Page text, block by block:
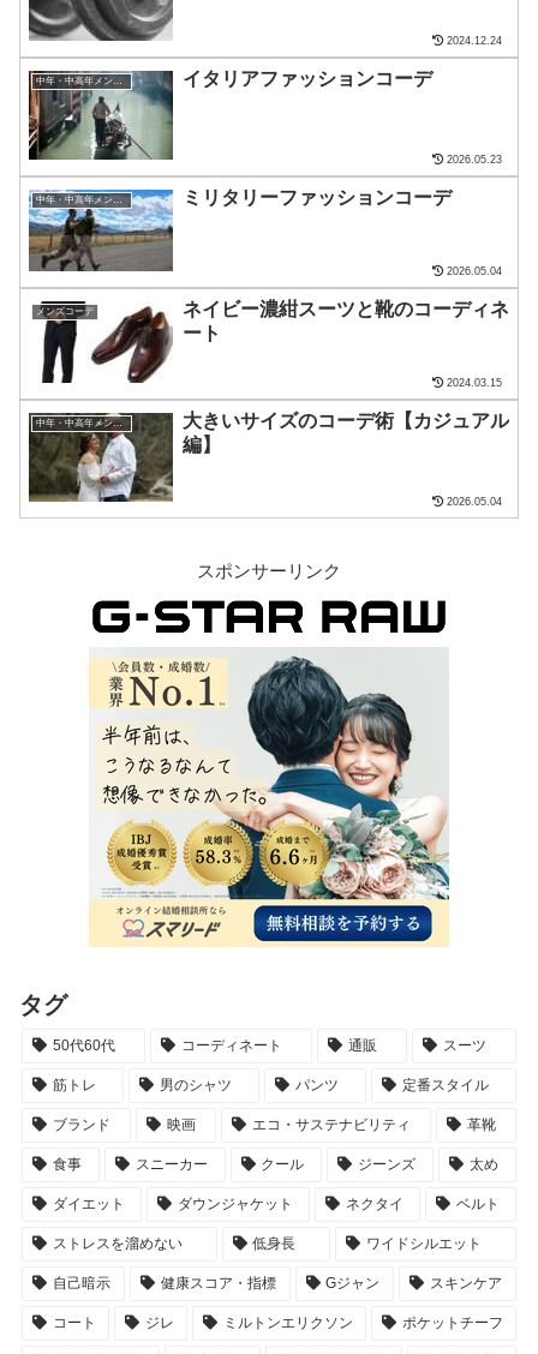
2024.12.24
中年・中高年メンズ・ファッション イタリアファッションコーデ
2026.05.23
中年・中高年メンズ・ファッション ミリタリーファッションコーデ
2026.05.04
メンズコーデ
ネイビー濃紺スーツと靴のコーディネ
ート
2024.03.15
中年・中高年メンズ・ファッション
大きいサイズのコーデ術【カジュアル
編】
2026.05.04
スポンサーリンク
タグ
50代60代 コーディネート 通販 スーツ
筋トレ 男のシャツ パンツ 定番スタイル
ブランド 映画 エコ・サステナビリティ 革靴
食事 スニーカー クール ジーンズ 太め
ダイエット ダウンジャケット ネクタイ ベルト
ストレスを溜めない 低身長 ワイドシルエット
自己暗示 健康スコア・指標 Gジャン スキンケア
コート ジレ ミルトンエリクソン ポケットチーフ